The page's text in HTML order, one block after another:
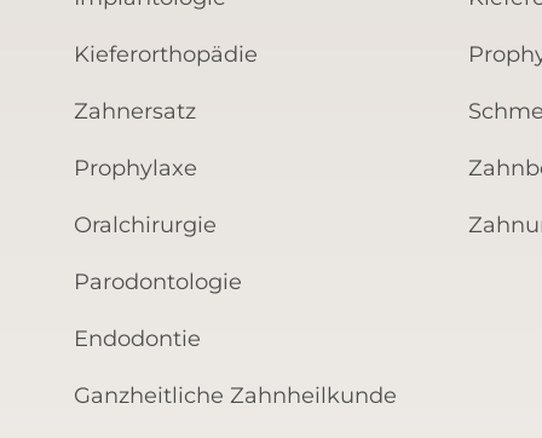
Kieferorthopädie
Zahnersatz
Prophylaxe
Oralchirurgie
Parodontologie
Endodontie
Ganzheitliche Zahnheilkunde